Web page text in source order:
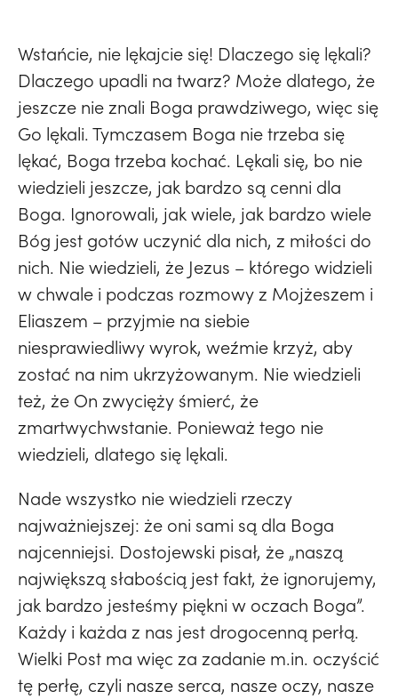
Wstańcie, nie lękajcie się! Dlaczego się lękali?
Dlaczego upadli na twarz? Może dlatego, że
jeszcze nie znali Boga prawdziwego, więc się
Go lękali. Tymczasem Boga nie trzeba się
lękać, Boga trzeba kochać. Lękali się, bo nie
wiedzieli jeszcze, jak bardzo są cenni dla
Boga. Ignorowali, jak wiele, jak bardzo wiele
Bóg jest gotów uczynić dla nich, z miłości do
nich. Nie wiedzieli, że Jezus – którego widzieli
w chwale i podczas rozmowy z Mojżeszem i
Eliaszem – przyjmie na siebie
niesprawiedliwy wyrok, weźmie krzyż, aby
zostać na nim ukrzyżowanym. Nie wiedzieli
też, że On zwycięży śmierć, że
zmartwychwstanie. Ponieważ tego nie
wiedzieli, dlatego się lękali.
Nade wszystko nie wiedzieli rzeczy
najważniejszej: że oni sami są dla Boga
najcenniejsi. Dostojewski pisał, że „naszą
największą słabością jest fakt, że ignorujemy,
jak bardzo jesteśmy piękni w oczach Boga”.
Każdy i każda z nas jest drogocenną perłą.
Wielki Post ma więc za zadanie m.in. oczyścić
tę perłę, czyli nasze serca, nasze oczy, nasze